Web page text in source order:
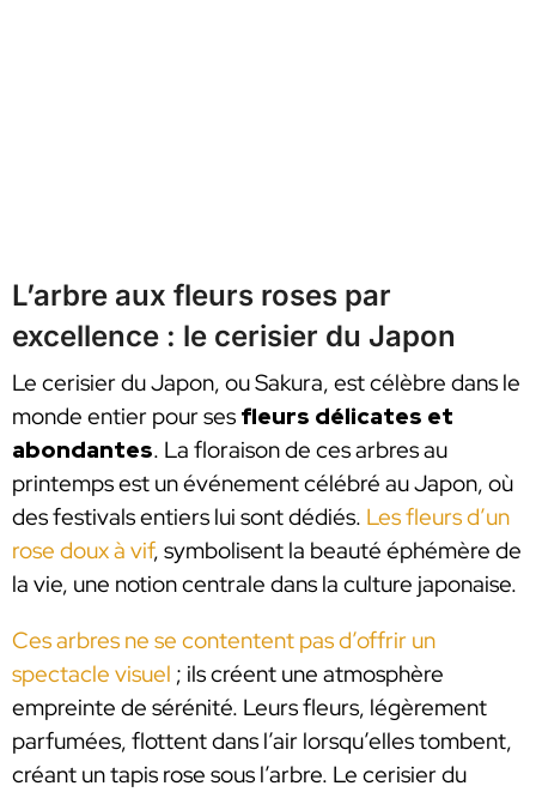
L’arbre aux fleurs roses par
excellence : le cerisier du Japon
Le cerisier du Japon, ou Sakura, est célèbre dans le
monde entier pour ses fleurs délicates et
abondantes. La floraison de ces arbres au
printemps est un événement célébré au Japon, où
des festivals entiers lui sont dédiés. Les fleurs d’un
rose doux à vif, symbolisent la beauté éphémère de
la vie, une notion centrale dans la culture japonaise.
Ces arbres ne se contentent pas d’offrir un
spectacle visuel ; ils créent une atmosphère
empreinte de sérénité. Leurs fleurs, légèrement
parfumées, flottent dans l’air lorsqu’elles tombent,
créant un tapis rose sous l’arbre. Le cerisier du